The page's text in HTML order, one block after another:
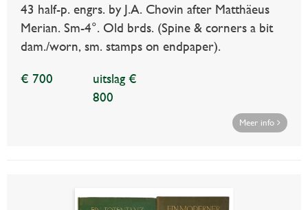
43 half-p. engrs. by J.A. Chovin after Matthäeus
Merian. Sm-4°. Old brds. (Spine & corners a bit
dam./worn, sm. stamps on endpaper).
€ 700
uitslag €
800
Meer info